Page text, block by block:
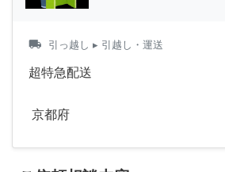
local_shipping 引っ越し ▸ 引越し・運送
超特急配送
京都府